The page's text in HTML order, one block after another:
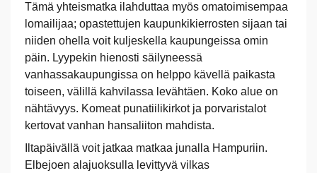
Tämä yhteismatka ilahduttaa myös omatoimisempaa
lomailijaa; opastettujen kaupunkikierrosten sijaan tai
niiden ohella voit kuljeskella kaupungeissa omin
päin. Lyypekin hienosti säilyneessä
vanhassakaupungissa on helppo kävellä paikasta
toiseen, välillä kahvilassa levähtäen. Koko alue on
nähtävyys. Komeat punatiilikirkot ja porvaristalot
kertovat vanhan hansaliiton mahdista.
Iltapäivällä voit jatkaa matkaa junalla Hampuriin.
Elbejoen alajuoksulla levittyvä vilkas